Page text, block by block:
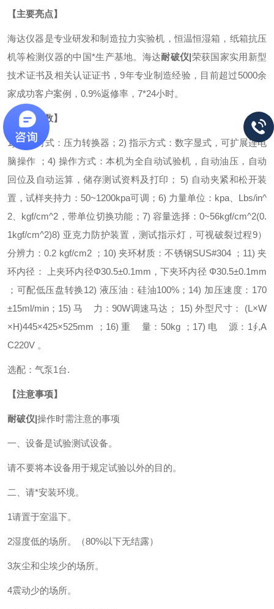
【主要亮点】
海达仪器是专业研发和制造拉力实验机，恒温恒湿箱，纸箱抗压
机等检测仪器的中国*生产基地。海达耐破仪|荣获国家实用新型
技术证书及相关认证证书，9年专业制造经验，目前超过5000余
家成功客户案例，0.9%返修率，7*24小时。
【技术参数】
1) 感应方式：压力转换器； 2) 指示方式：数字显式，可扩展连电
脑操作 ； 4) 操作方式：本机为全自动试验机，自动油压，自动
回位及自动运算，储存测试资料及打印； 5) 自动夹紧和松开装
置，试样夹持力：50~1200kpa可调； 6) 力量单位：kpa、Lbs/in^
2、kgf/cm^2，带单位切换功能； 7) 容量选择：0~56kgf/cm^2(0.
1kgf/cm^2)8) 亚克力防护装置，测试指示灯，可视破裂过程9）
分辨力：0.2 kgf/cm2 ； 10) 夹环材质：不锈钢SUS#304 ； 11) 夹
环内径： 上夹环内径Φ30.5±0.1mm，下夹环内径 Φ30.5±0.1mm
；可配低压盘转换12) 液压油：硅油100%； 14) 加压速度：170
±15ml/min； 15) 马 力：90W调速马达； 15) 外型尺寸： (L×W
×H)445×425×525mm ； 16) 重 量：50kg ； 17) 电 源：1∮,A
C220V 。
选配：气泵1台.
【注意事项】
耐破仪|操作时需注意的事项
一、设备是试验测试设备。
请不要将本设备用于规定试验以外的目的。
二、请*安装环境。
1请置于室温下。
2湿度低的场所。（80%以下无结露）
3灰尘和尘埃少的场所。
4震动少的场所。